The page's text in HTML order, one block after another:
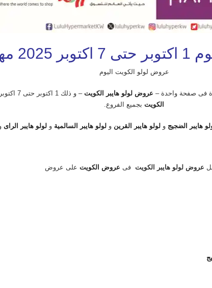
عروض لولو الكويت اليوم
فى صفحة واحدة – عروض لولو هايبر الكويت – و ذلك 1 اكتوبر حتى 7 اكتوبر 2025 او حتى نفاذ الكمية من
الكويت بجميع الفروع.
هايبر الضجيج ولولو هايبر القرين ولولو هايبر السالمية ولولو هايبر الراى
عروض لولو هايبر الكويت فى عروض الكويت على عروض